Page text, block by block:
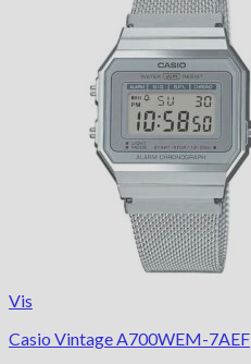
Vis
Casio Vintage A700WEM-7AEF